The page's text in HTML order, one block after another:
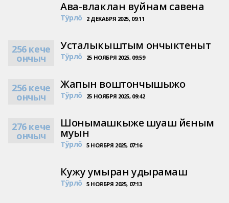
Ава-влаклан вуйнам савена
Тӱрлӧ 2 ДЕКАБРЯ 2025, 09:11
256 кече
ончыч
Усталыкыштым ончыктеныт
Тӱрлӧ 25 НОЯБРЯ 2025, 09:59
256 кече
ончыч
Жапын воштончышыжо
Тӱрлӧ 25 НОЯБРЯ 2025, 09:42
276 кече
ончыч
Шонымашкыже шуаш йєным
муын
Тӱрлӧ 5 НОЯБРЯ 2025, 07:16
Кужу умыран удырамаш
Тӱрлӧ 5 НОЯБРЯ 2025, 07:13